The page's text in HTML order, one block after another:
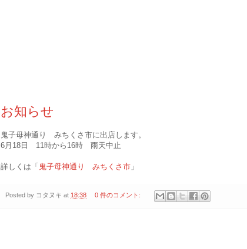
お知らせ
鬼子母神通り みちくさ市に出店します。
6月18日 11時から16時 雨天中止
詳しくは「 鬼子母神通り みちくさ市 」
Posted by コタヌキ at 18:38 0 件のコメント: